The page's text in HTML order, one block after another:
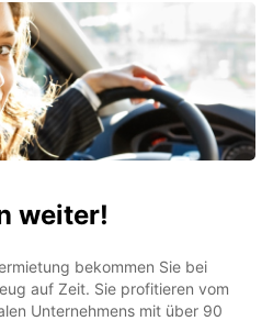
weiter!
bekommen Sie bei
auf Zeit. Sie profitieren vom
Unternehmens mit über 90